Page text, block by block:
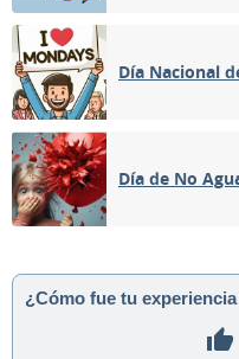
Día Nacional
Día de No
¿Cómo fue tu